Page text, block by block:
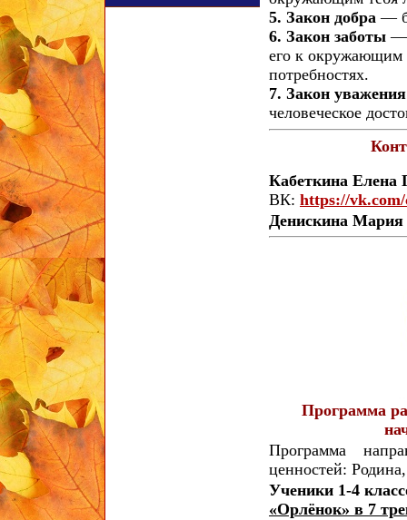
5. Закон добра—
6. Закон заботы—
его к окружающим
потребностях.
7. Закон
человеческое
Кабеткина Елена
ВК: https://vk.com/
Денискина Мария
Программа
Программа
ценностей:
Ученики 1-4
«Орлёнок» в 7